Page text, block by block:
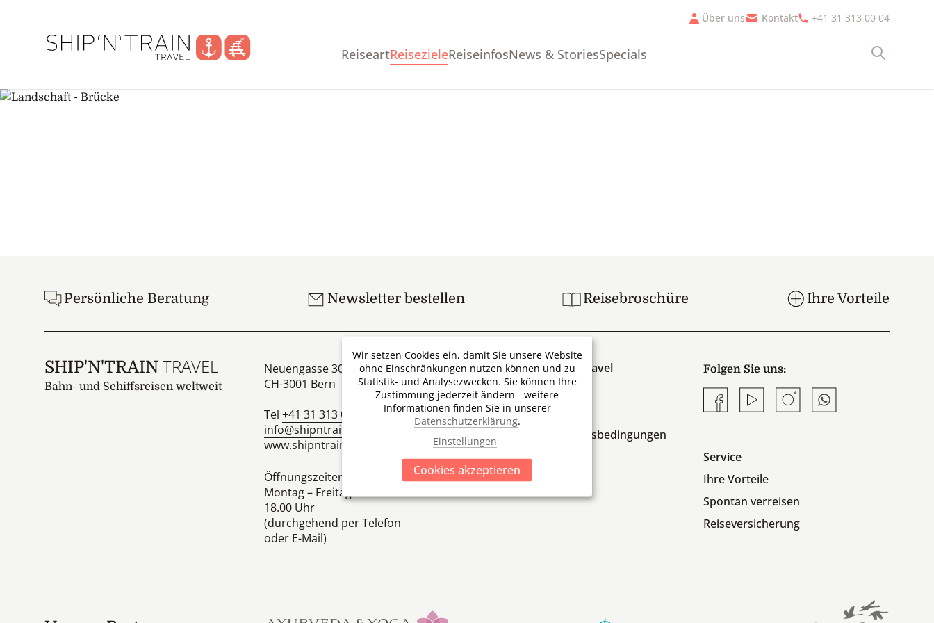
Über uns Kontakt +41 31 313 00 04
ReiseartReisezieleReiseinfosNews & StoriesSpecials Suche
Persönliche Beratung Newsletter bestellen Reisebroschüre Ihre Vorteile
SHIP'N'TRAIN TRAVEL
Bahn- und Schiffsreisen weltweit
Neuengasse 30
CH-3001 Bern
Tel +41 31 313 00 04
info@shipntrain.ch
www.shipntrain.ch
Öffnungszeiten
Montag – Freitag 09.00 Uhr bis
18.00 Uhr
(durchgehend per Telefon
oder E-Mail)
Über Ship'N'Train Travel
Team
Die Firmengruppe
Allgemeine Geschäftsbedingungen
Folgen Sie uns:
FacebookYouTubeInstagramWhatsapp
Service
Ihre Vorteile
Spontan verreisen
Reiseversicherung
Wir setzen Cookies ein, damit Sie unsere Website
ohne Einschränkungen nutzen können und zu
Statistik- und Analysezwecken. Sie können Ihre
Zustimmung jederzeit ändern - weitere
Informationen finden Sie in unserer
Datenschutzerklärung.
Einstellungen
Cookies akzeptieren